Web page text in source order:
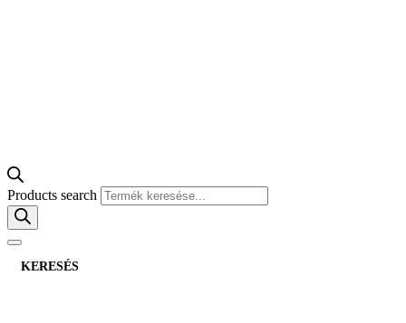
Products search
KERESÉS